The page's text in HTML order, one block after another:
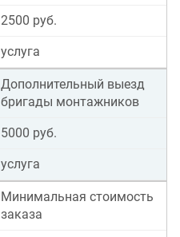
2500 руб.
услуга
Дополнительный выезд
бригады монтажников
5000 руб.
услуга
Минимальная стоимость
заказа